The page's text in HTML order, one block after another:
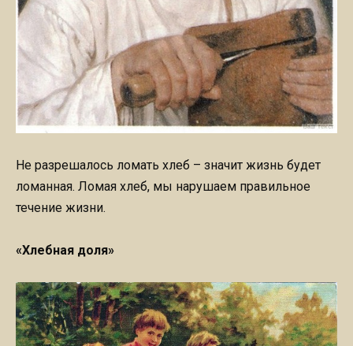
Не разрешалось ломать хлеб – значит жизнь будет
ломанная. Ломая хлеб, мы нарушаем правильное
течение жизни.
«Хлебная доля»